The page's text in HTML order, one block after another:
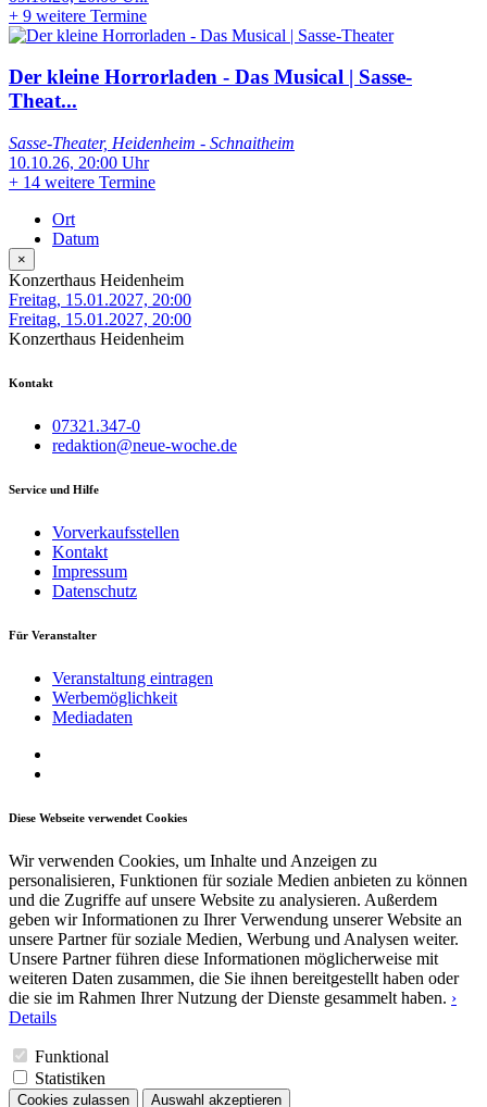
+ 9 weitere Termine
Der kleine Horrorladen - Das Musical | Sasse-
Theat...
Sasse-Theater, Heidenheim - Schnaitheim
10.10.26, 20:00 Uhr
+ 14 weitere Termine
Ort
Datum
×
Konzerthaus Heidenheim
Freitag, 15.01.2027, 20:00
Freitag, 15.01.2027, 20:00
Konzerthaus Heidenheim
Kontakt
07321.347-0
redaktion@neue-woche.de
Service und Hilfe
Vorverkaufsstellen
Kontakt
Impressum
Datenschutz
Für Veranstalter
Veranstaltung eintragen
Werbemöglichkeit
Mediadaten
Diese Webseite verwendet Cookies
Wir verwenden Cookies, um Inhalte und Anzeigen zu
personalisieren, Funktionen für soziale Medien anbieten zu können
und die Zugriffe auf unsere Website zu analysieren. Außerdem
geben wir Informationen zu Ihrer Verwendung unserer Website an
unsere Partner für soziale Medien, Werbung und Analysen weiter.
Unsere Partner führen diese Informationen möglicherweise mit
weiteren Daten zusammen, die Sie ihnen bereitgestellt haben oder
die sie im Rahmen Ihrer Nutzung der Dienste gesammelt haben. ›
Details
Funktional
Statistiken
Cookies zulassen Auswahl akzeptieren